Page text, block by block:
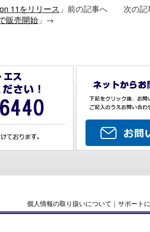
11をリリース 」前の記事へ 次の記
販売開始 」→
個人情報の取り扱いについて ｜ サポート